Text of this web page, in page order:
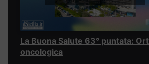
La Buona Salute 63° puntata:
oncologica